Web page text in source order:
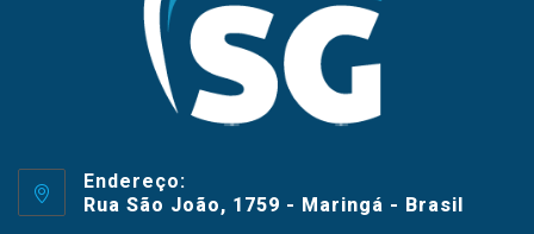
Endereço:
Rua São João, 1759 - Maringá - Brasil